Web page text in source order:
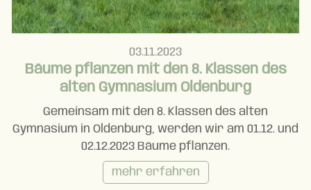
03.11.2023
Bäume pflanzen mit den 8. Klassen des
alten Gymnasium Oldenburg
Gemeinsam mit den 8. Klassen des alten
Gymnasium in Oldenburg, werden wir am 01.12. und
02.12.2023 Bäume pflanzen.
mehr erfahren